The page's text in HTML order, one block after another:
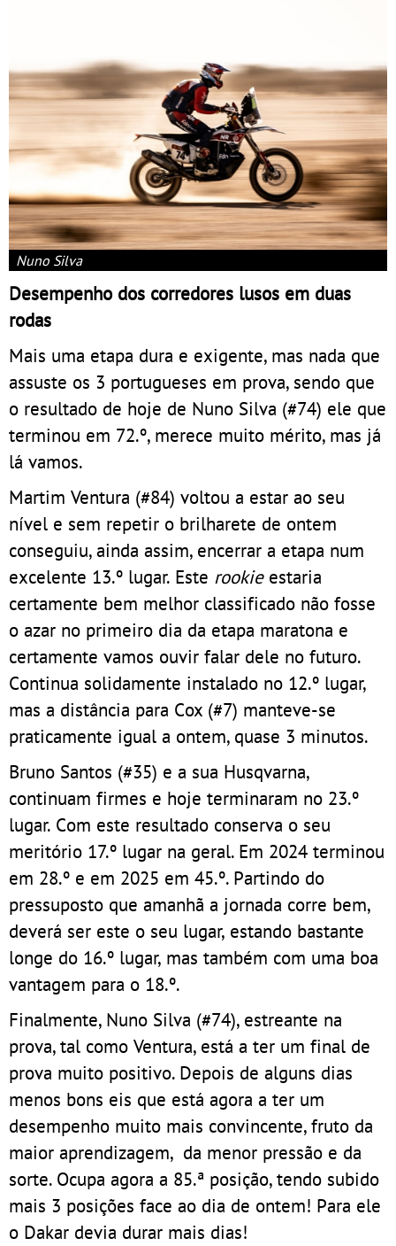
Nuno Silva
Desempenho dos corredores lusos em duas
rodas
Mais uma etapa dura e exigente, mas nada que
assuste os 3 portugueses em prova, sendo que
o resultado de hoje de Nuno Silva (#74) ele que
terminou em 72.º, merece muito mérito, mas já
lá vamos.
Martim Ventura (#84) voltou a estar ao seu
nível e sem repetir o brilharete de ontem
conseguiu, ainda assim, encerrar a etapa num
excelente 13.º lugar. Este rookieestaria
certamente bem melhor classificado não fosse
o azar no primeiro dia da etapa maratona e
certamente vamos ouvir falar dele no futuro.
Continua solidamente instalado no 12.º lugar,
mas a distância para Cox (#7) manteve-se
praticamente igual a ontem, quase 3 minutos.
Bruno Santos (#35) e a sua Husqvarna,
continuam firmes e hoje terminaram no 23.º
lugar. Com este resultado conserva o seu
meritório 17.º lugar na geral. Em 2024 terminou
em 28.º e em 2025 em 45.º. Partindo do
pressuposto que amanhã a jornada corre bem,
deverá ser este o seu lugar, estando bastante
longe do 16.º lugar, mas também com uma boa
vantagem para o 18.º.
Finalmente, Nuno Silva (#74), estreante na
prova, tal como Ventura, está a ter um final de
prova muito positivo. Depois de alguns dias
menos bons eis que está agora a ter um
desempenho muito mais convincente, fruto da
maior aprendizagem, da menor pressão e da
sorte. Ocupa agora a 85.ª posição, tendo subido
mais 3 posições face ao dia de ontem! Para ele
o Dakar devia durar mais dias!